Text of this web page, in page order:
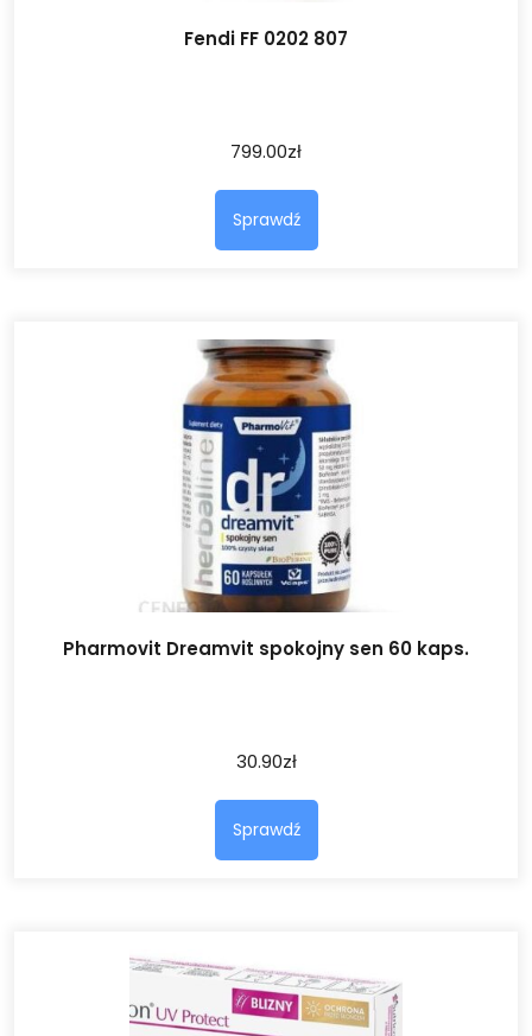
Fendi FF 0202 807
799.00zł
Sprawdź
Pharmovit Dreamvit spokojny sen 60 kaps.
30.90zł
Sprawdź